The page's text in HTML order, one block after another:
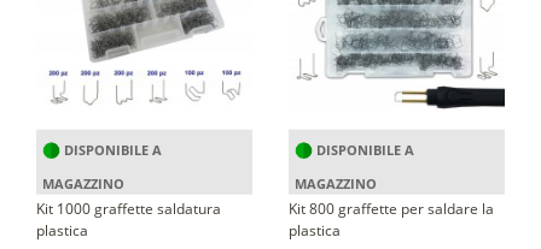
DISPONIBILE A
MAGAZZINO
Kit 1000 graffette saldatura
plastica
DISPONIBILE A
MAGAZZINO
Kit 800 graffette per saldare la
plastica